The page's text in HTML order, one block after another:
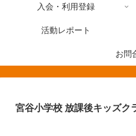
入会・利用登録
活動レポート
お問
宮谷小学校 放課後キッズク